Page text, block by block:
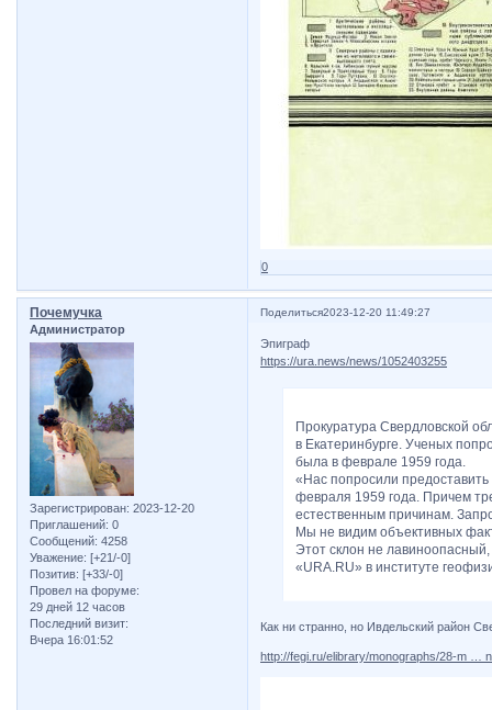
0
Поделиться2023-12-20 11:49:27
Почемучка
Администратор
Зарегистрирован: 2023-12-20
Приглашений: 0
Сообщений: 4258
Уважение: [+21/-0]
Позитив: [+33/-0]
Провел на форуме:
29 дней 12 часов
Последний визит:
Вчера 16:01:52
Эпиграф
https://ura.news/news/1052403255
Прокуратура Свердловской
в Екатеринбурге. Ученых
была в феврале 1959 года.
«Нас попросили
февраля 1959 года. Причем
естественным причинам.
Мы не видим объективных
Этот склон не
«URA.RU» в институте
Как ни странно, но Ивдельский район
http://fegi.ru/elibrary/monographs/28-m …